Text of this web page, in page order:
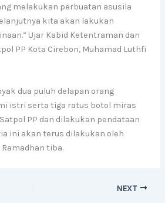
melakukan perbuatan asusila
kita akan lakukan
Ujar Kabid Ketentraman dan
PP Kota Cirebon, Muhamad Luthfi
dua puluh delapan orang
istri serta tiga ratus botol miras
PP dan dilakukan pendataan
ini akan terus dilakukan oleh
tiba.
NEXT